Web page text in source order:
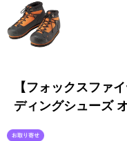
【フォックスファ
ディングシューズ